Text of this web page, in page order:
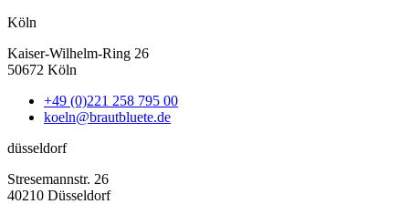
Köln
Kaiser-Wilhelm-Ring 26
50672 Köln
+49 (0)221 258 795 00
koeln@brautbluete.de
düsseldorf
Stresemannstr. 26
40210 Düsseldorf